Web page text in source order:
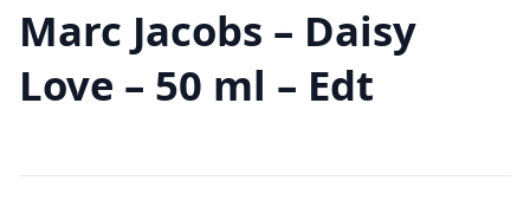
Marc Jacobs – Daisy
Love – 50 ml – Edt